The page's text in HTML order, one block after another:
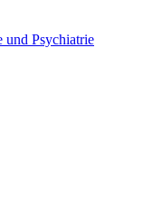
und Psychiatrie